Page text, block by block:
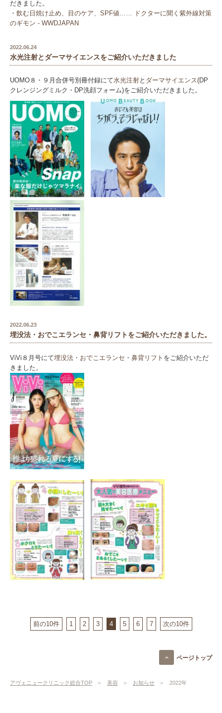
だきました。
・ 飲む日焼け止め、目のケア、SPF値…… ドクターに聞く紫外線対策
のギモン - WWDJAPAN
2022.06.24
水光注射とダーマサイエンスをご紹介いただきました
UOMO８・９月合併号別冊付録にて水光注射と ダーマサイエンス(DP
クレンジングミルク・DP洗顔フォーム)をご紹介いただきました。
2022.06.23
埋没法・おでこエランセ・鼻背リフトをご紹介いただきました。
ViVi８月号にて埋没法 ・ おでこエランセ ・ 鼻背リフト をご紹介いただ
きました。
前の10件 1 2 3 4 5 6 7 次の10件
ページトップ
アヴェニュークリニック総合TOP 美容 お知らせ 2022年